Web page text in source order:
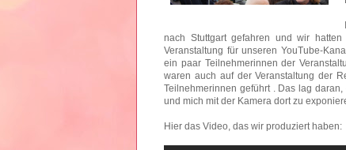
nach Stuttgart gefahren und wir
Veranstaltung für unseren YouTube-Kanal
ein paar Teilnehmerinnen der
waren auch auf der Veranstaltung der
Teilnehmerinnen geführt . Das lag
und mich mit der Kamera dort zu
Hier das Video, das wir produziert haben: